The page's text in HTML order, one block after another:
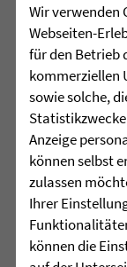
mehr
die
Am
Wir verwenden
Webseiten-
für den Betrieb
kommerziellen
sowie solche,
Anzeige
können selbst
zulassen
Ihrer
können die